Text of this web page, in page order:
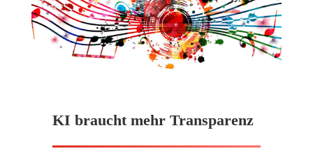
KI braucht mehr Transparenz